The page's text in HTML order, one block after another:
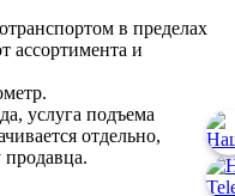
в пределах
ассортимента и
услуга подъема
отдельно,
продавца.